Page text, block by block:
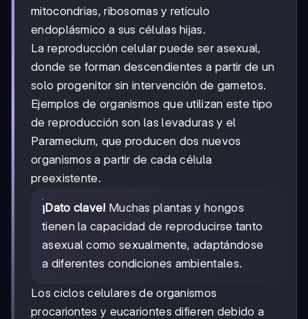
mitocondrias, ribosomas y retículo
endoplásmico a sus células hijas.
La reproducción celular puede ser asexual,
donde se forman descendientes a partir de un
solo progenitor sin intervención de gametos.
Ejemplos de organismos que utilizan este tipo
de reproducción son las levaduras y el
Paramecium, que producen dos nuevos
organismos a partir de cada célula
preexistente.
¡Dato clave! Muchas plantas y hongos
tienen la capacidad de reproducirse tanto
asexual como sexualmente, adaptándose
a diferentes condiciones ambientales.
Los ciclos celulares de organismos
procariontes y eucariontes difieren debido a